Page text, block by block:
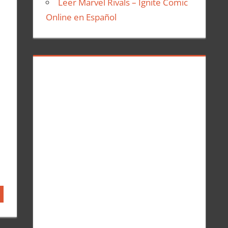
Leer Marvel Rivals – Ignite Comic
Online en Español